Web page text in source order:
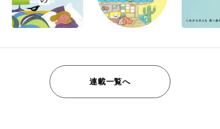
連載一覧へ